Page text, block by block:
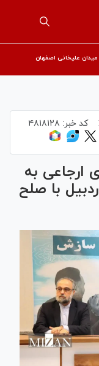
علیخانی اصفهان
کد خبر: ۴۸۱۸۱۲۸
ارجاعی به
با صلح